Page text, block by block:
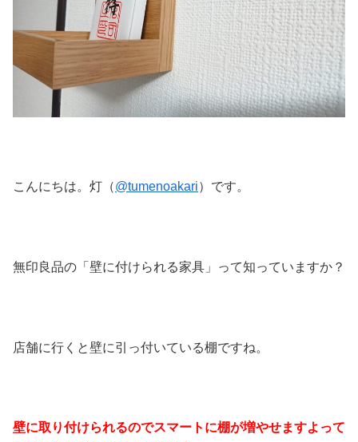
こんにちは。灯（@tumenoakari）です。
無印良品の「壁に付けられる家具」って知っていますか？
店舗に行くと壁に引っ付いている棚ですね。
壁に取り付けられるのでスマートに棚が増やせますよって